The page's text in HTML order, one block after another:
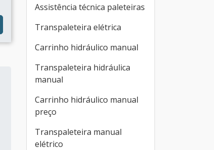
Assistência técnica paleteiras
Transpaleteira elétrica
Carrinho hidráulico manual
Transpaleteira hidráulica
manual
Carrinho hidráulico manual
preço
Transpaleteira manual
elétrico